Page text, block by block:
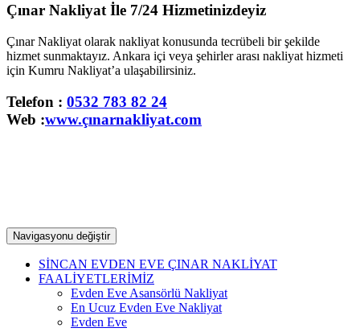
Çınar Nakliyat İle 7/24 Hizmetinizdeyiz
Çınar Nakliyat olarak nakliyat konusunda tecrübeli bir şekilde
hizmet sunmaktayız. Ankara içi veya şehirler arası nakliyat hizmeti
için Kumru Nakliyat’a ulaşabilirsiniz.
Telefon : 0532 783 82 24
Web :www.çınarnakliyat.com
Navigasyonu değiştir
SİNCAN EVDEN EVE ÇINAR NAKLİYAT
FAALİYETLERİMİZ
Evden Eve Asansörlü Nakliyat
En Ucuz Evden Eve Nakliyat
Evden Eve